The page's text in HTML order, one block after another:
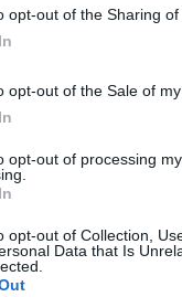
opt-out of the Sharing of
opt-out of the Sale of
opt-out of processing
opt-out of Collection,
Data that Is
portfolio.hu
tartalmazza:
cikkarchívum